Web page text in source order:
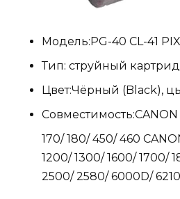
Модель:PG-40 CL-41
Тип: струйный
Цвет:Чёрный (Black),
Совместимость:CANON
170/ 180/ 450/ 460
1200/ 1300/ 1600/ 1700/
2500/ 2580/ 6000D/